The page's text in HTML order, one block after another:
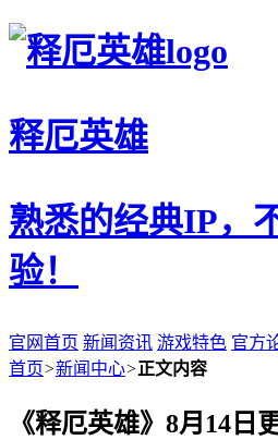
释厄英雄
熟悉的经典IP，
验！
官网首页 新闻资讯 游戏特色 官方
首页>新闻中心>正文内容
《释厄英雄》8月14日